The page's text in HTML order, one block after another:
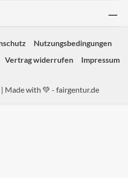
Nutzungsbedingungen
Vertrag widerrufen Impressum
Made with 💚 - fairgentur.de